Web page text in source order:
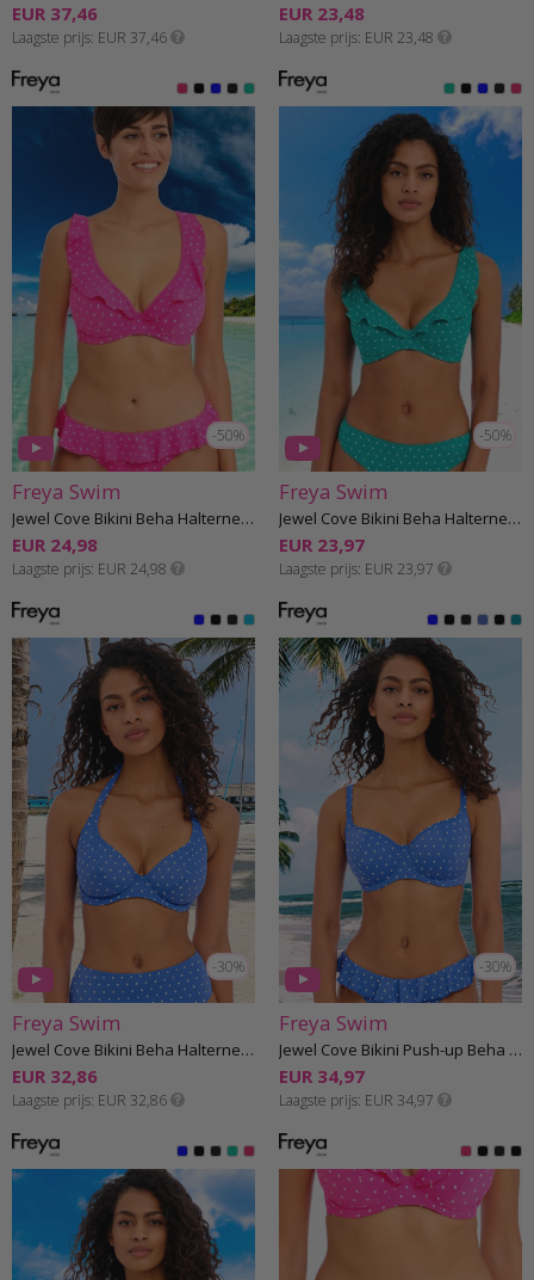
EUR 37,46
Laagste prijs EUR 37,46
EUR 23,48
Laagste prijs EUR 23,48
-50%
Freya Swim
Jewel Cove Bikini Beha Halternek G-K cup
EUR 24,98
Laagste prijs EUR 24,98
-50%
Freya Swim
Jewel Cove Bikini Beha Halternek G-K cup
EUR 23,97
Laagste prijs EUR 23,97
-30%
Freya Swim
Jewel Cove Bikini Beha Halternek F-K cup
EUR 32,86
Laagste prijs EUR 32,86
-30%
Freya Swim
Jewel Cove Bikini Push-up Beha F-K cup
EUR 34,97
Laagste prijs EUR 34,97